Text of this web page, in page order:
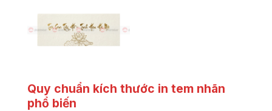
Quy chuẩn kích thước in tem nhãn
phổ biến